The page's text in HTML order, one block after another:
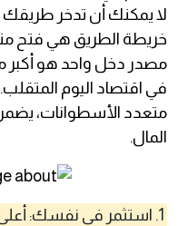
لا يمكنك أن تدخر طريقك
خريطة الطريق هي فتح
مصدر دخل واحد هو أكبر
في اقتصاد اليوم
متعدد الأسطوانات،
المال.
1. استثمر في نفسك: أعلى عائد استثماري على الإطلاق